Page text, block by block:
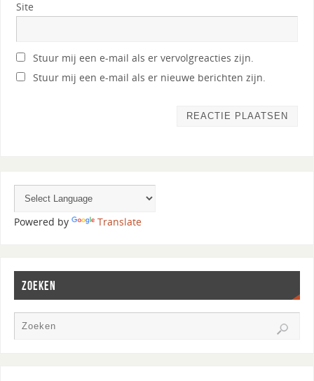
Site
Stuur mij een e-mail als er vervolgreacties zijn.
Stuur mij een e-mail als er nieuwe berichten zijn.
Powered by Translate
ZOEKEN